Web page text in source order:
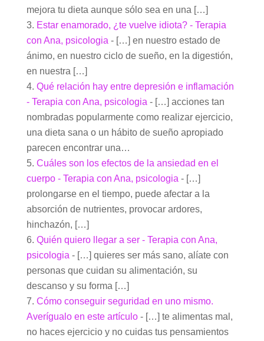
mejora tu dieta aunque sólo sea en una […]
Estar enamorado, ¿te vuelve idiota? - Terapia
con Ana, psicologia - […] en nuestro estado de
ánimo, en nuestro ciclo de sueño, en la digestión,
en nuestra […]
Qué relación hay entre depresión e inflamación
- Terapia con Ana, psicologia - […] acciones tan
nombradas popularmente como realizar ejercicio,
una dieta sana o un hábito de sueño apropiado
parecen encontrar una…
Cuáles son los efectos de la ansiedad en el
cuerpo - Terapia con Ana, psicologia - […]
prolongarse en el tiempo, puede afectar a la
absorción de nutrientes, provocar ardores,
hinchazón, […]
Quién quiero llegar a ser - Terapia con Ana,
psicologia - […] quieres ser más sano, alíate con
personas que cuidan su alimentación, su
descanso y su forma […]
Cómo conseguir seguridad en uno mismo.
Averígualo en este artículo- […] te alimentas mal,
no haces ejercicio y no cuidas tus pensamientos